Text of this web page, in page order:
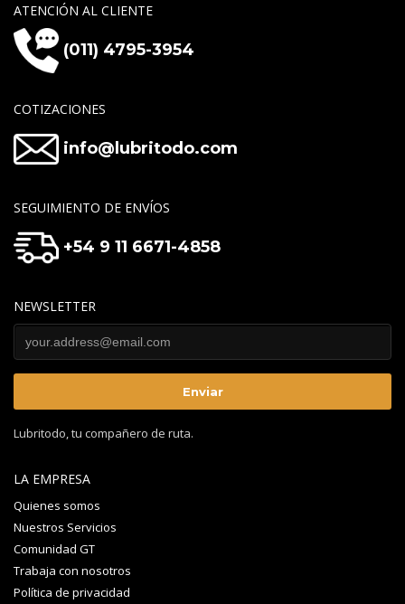
ATENCIÓN AL CLIENTE
(011) 4795-3954
COTIZACIONES
info@lubritodo.com
SEGUIMIENTO DE ENVÍOS
+54 9 11 6671-4858
NEWSLETTER
Lubritodo, tu compañero de ruta.
LA EMPRESA
Quienes somos
Nuestros Servicios
Comunidad GT
Trabaja con nosotros
Política de privacidad